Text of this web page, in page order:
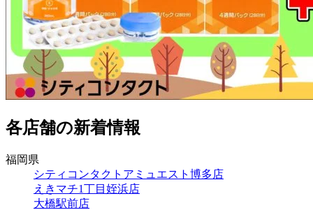
各店舗の新着情報
福岡県
シティコンタクトアミュエスト博多店
えきマチ1丁目姪浜店
大橋駅前店